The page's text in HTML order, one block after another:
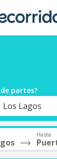
partes?
Los Lagos
Hasta